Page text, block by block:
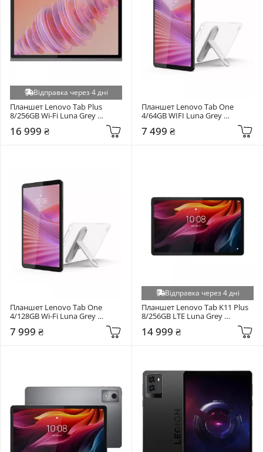
Відправка через 4 дні
Планшет Lenovo Tab Plus
8/256GB Wi-Fi Luna Grey
16 999 ₴
Планшет Lenovo Tab One
4/64GB WIFI Luna Grey
7 499 ₴
Планшет Lenovo Tab One
4/128GB Wi-Fi Luna Grey
7 999 ₴
Відправка через 4 дні
Планшет Lenovo Tab K11 Plus
8/256GB LTE Luna Grey
14 999 ₴